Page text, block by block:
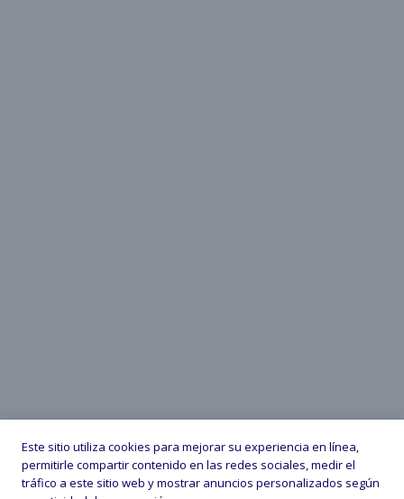
Este sitio utiliza cookies para mejorar su experiencia en línea,
permitirle compartir contenido en las redes sociales, medir el
tráfico a este sitio web y mostrar anuncios personalizados según